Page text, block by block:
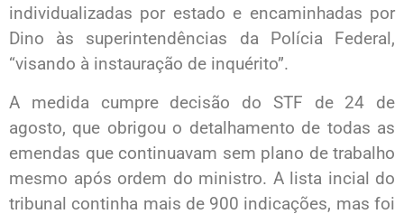
individualizadas por estado e encaminhadas por
Dino às superintendências da Polícia Federal,
“visando à instauração de inquérito”.
A medida cumpre decisão do STF de 24 de
agosto, que obrigou o detalhamento de todas as
emendas que continuavam sem plano de trabalho
mesmo após ordem do ministro. A lista incial do
tribunal continha mais de 900 indicações, mas foi